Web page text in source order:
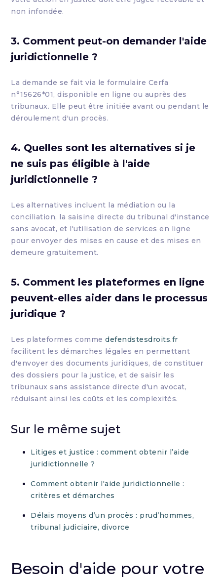
non infondée.
3. Comment peut-on demander l'aide
juridictionnelle ?
La demande se fait via le formulaire Cerfa
n°15626*01, disponible en ligne ou auprès des
tribunaux. Elle peut être initiée avant ou pendant le
déroulement d'un procès.
4. Quelles sont les alternatives si je
ne suis pas éligible à l'aide
juridictionnelle ?
Les alternatives incluent la médiation ou la
conciliation, la saisine directe du tribunal d'instance
sans avocat, et l'utilisation de services en ligne
pour envoyer des mises en cause et des mises en
demeure gratuitement.
5. Comment les plateformes en ligne
peuvent-elles aider dans le processus
juridique ?
Les plateformes commedefendstesdroits.fr
facilitent les démarches légales en permettant
d'envoyer des documents juridiques, de constituer
des dossiers pour la justice, et de saisir les
tribunaux sans assistance directe d'un avocat,
réduisant ainsi les coûts et les complexités.
Sur le même sujet
Litiges et justice : comment obtenir l’aide
juridictionnelle ?
Comment obtenir l'aide juridictionnelle :
critères et démarches
Délais moyens d’un procès : prud’hommes,
tribunal judiciaire, divorce
Besoin d'aide pour votre